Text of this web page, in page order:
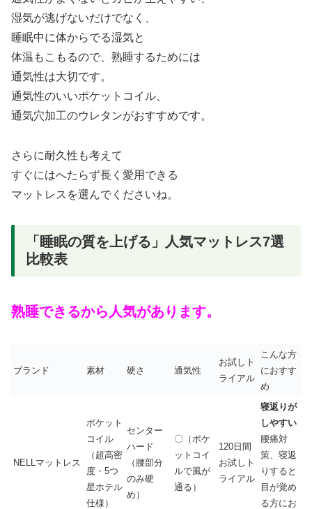
湿気が逃げないだけでなく、
睡眠中に体からでる湿気と
体温もこもるので、熟睡するためには
通気性は大切です。
通気性のいいポケットコイル、
通気穴加工のウレタンがおすすめです。
さらに耐久性も考えて
すぐにはへたらず長く愛用できる
マットレスを選んでくださいね。
「睡眠の質を上げる」人気マットレス7選
比較表
熟睡できるから人気があります。
ブランド 素材 硬さ 通気性
お試しト
ライアル
こんな方
におすす
め
NELLマットレス
ポケット
コイル
（超高密
度・5つ
星ホテル
仕様）
センター
ハード
（腰部分
のみ硬
め）
〇（ポケ
ットコイ
ルで風が
通る）
120日間
お試しト
ライアル
寝返りが
しやすい
腰痛対
策、寝返
りすると
目が覚め
る方にお